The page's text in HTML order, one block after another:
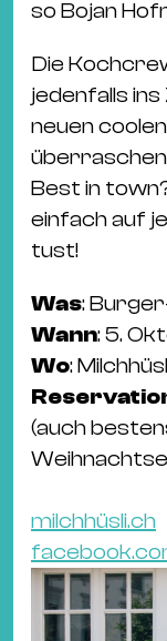
so Bojan
Die
jedenfalls
neuen
Best in
einfach auf
tust!
Was:
Wann: 5.
Wo:
(auch
milchhüsli.ch